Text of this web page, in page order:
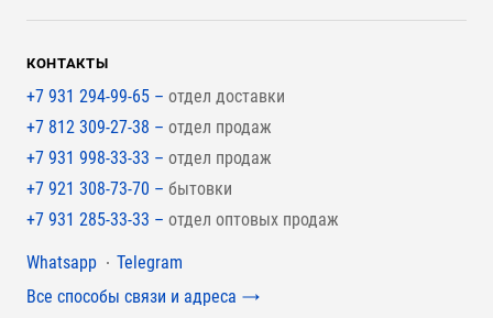
КОНТАКТЫ
+7 931 294-99-65 – отдел доставки
+7 812 309-27-38 – отдел продаж
+7 931 998-33-33 – отдел продаж
+7 921 308-73-70 – бытовки
+7 931 285-33-33 – отдел оптовых продаж
Мессенджеры
Whatsapp
Telegram
Все способы связи и адреса